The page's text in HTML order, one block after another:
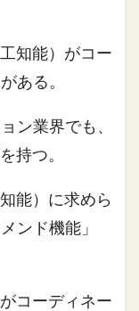
知能）がコー
ある。
ン業界でも、
持つ。
能）に求めら
ンド機能」
コーディネー